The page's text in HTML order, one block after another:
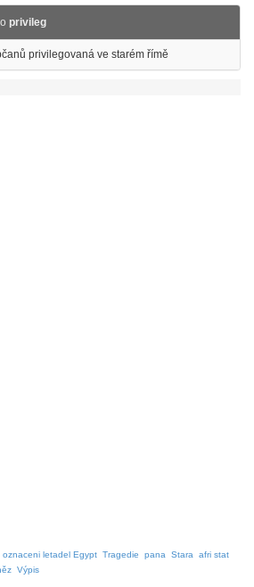
privileg
privilegovaná ve starém římě
oznaceni letadel Egypt Tragedie pana Stara
afri stat
Výpis